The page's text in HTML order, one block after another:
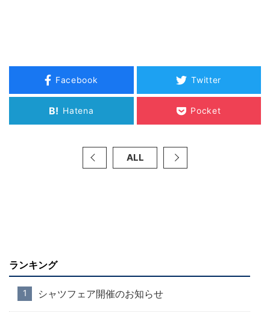
Facebook Twitter
B! Hatena Pocket
ALL
ランキング
シャツフェア開催のお知らせ